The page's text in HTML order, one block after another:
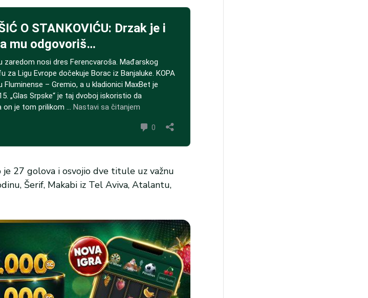
je 27 golova i osvojio dve titule uz važnu
Šerif, Makabi iz Tel Aviva, Atalantu,